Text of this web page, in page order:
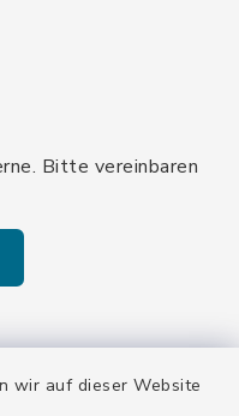
wir auf dieser Website
Bitte vereinbaren